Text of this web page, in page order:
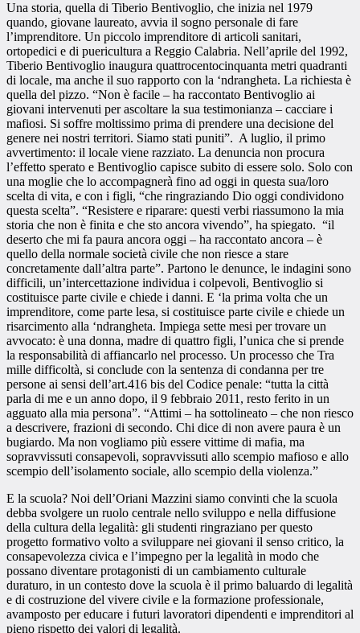
Una storia, quella di Tiberio Bentivoglio, che inizia nel 1979
quando, giovane laureato, avvia il sogno personale di fare
l’imprenditore. Un piccolo imprenditore di articoli sanitari,
ortopedici e di puericultura a Reggio Calabria. Nell’aprile del 1992,
Tiberio Bentivoglio inaugura quattrocentocinquanta metri quadranti
di locale, ma anche il suo rapporto con la ‘ndrangheta. La richiesta è
quella del pizzo. “Non è facile – ha raccontato Bentivoglio ai
giovani intervenuti per ascoltare la sua testimonianza – cacciare i
mafiosi. Si soffre moltissimo prima di prendere una decisione del
genere nei nostri territori. Siamo stati puniti”. A luglio, il primo
avvertimento: il locale viene razziato. La denuncia non procura
l’effetto sperato e Bentivoglio capisce subito di essere solo. Solo con
una moglie che lo accompagnerà fino ad oggi in questa sua/loro
scelta di vita, e con i figli, “che ringraziando Dio oggi condividono
questa scelta”. “Resistere e riparare: questi verbi riassumono la mia
storia che non è finita e che sto ancora vivendo”, ha spiegato. “il
deserto che mi fa paura ancora oggi – ha raccontato ancora – è
quello della normale società civile che non riesce a stare
concretamente dall’altra parte”. Partono le denunce, le indagini sono
difficili, un’intercettazione individua i colpevoli, Bentivoglio si
costituisce parte civile e chiede i danni. E ‘la prima volta che un
imprenditore, come parte lesa, si costituisce parte civile e chiede un
risarcimento alla ‘ndrangheta. Impiega sette mesi per trovare un
avvocato: è una donna, madre di quattro figli, l’unica che si prende
la responsabilità di affiancarlo nel processo. Un processo che Tra
mille difficoltà, si conclude con la sentenza di condanna per tre
persone ai sensi dell’art.416 bis del Codice penale: “tutta la città
parla di me e un anno dopo, il 9 febbraio 2011, resto ferito in un
agguato alla mia persona”. “Attimi – ha sottolineato – che non riesco
a descrivere, frazioni di secondo. Chi dice di non avere paura è un
bugiardo. Ma non vogliamo più essere vittime di mafia, ma
sopravvissuti consapevoli, sopravvissuti allo scempio mafioso e allo
scempio dell’isolamento sociale, allo scempio della violenza.”
E la scuola? Noi dell’Oriani Mazzini siamo convinti che la scuola
debba svolgere un ruolo centrale nello sviluppo e nella diffusione
della cultura della legalità: gli studenti ringraziano per questo
progetto formativo volto a sviluppare nei giovani il senso critico, la
consapevolezza civica e l’impegno per la legalità in modo che
possano diventare protagonisti di un cambiamento culturale
duraturo, in un contesto dove la scuola è il primo baluardo di legalità
e di costruzione del vivere civile e la formazione professionale,
avamposto per educare i futuri lavoratori dipendenti e imprenditori al
pieno rispetto dei valori di legalità.